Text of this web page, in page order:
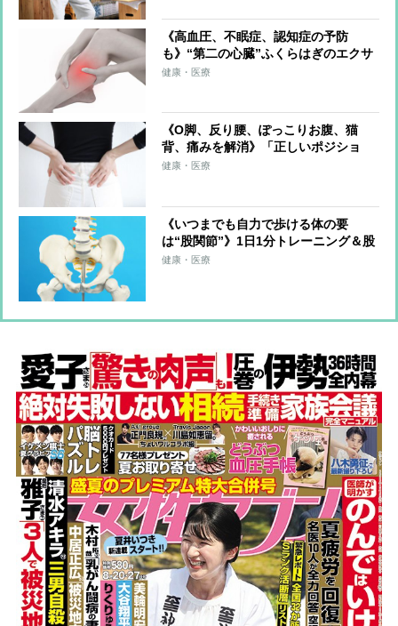
《高血圧、不眠症、認知症の予防
も》“第二の心臓”ふくらはぎのエクサ
サイズを医師が伝授！血流改善、筋肉
健康・医療
《O脚、反り腰、ぽっこりお腹、猫
背、痛みを解消》「正しいポジショ
ン」を意識するだけゆがみをゼロにす
健康・医療
《いつまでも自力で歩ける体の要
は“股関節”》1日1分トレーニング＆股
関節のズレを防ぐ習慣を医師らが解説
健康・医療